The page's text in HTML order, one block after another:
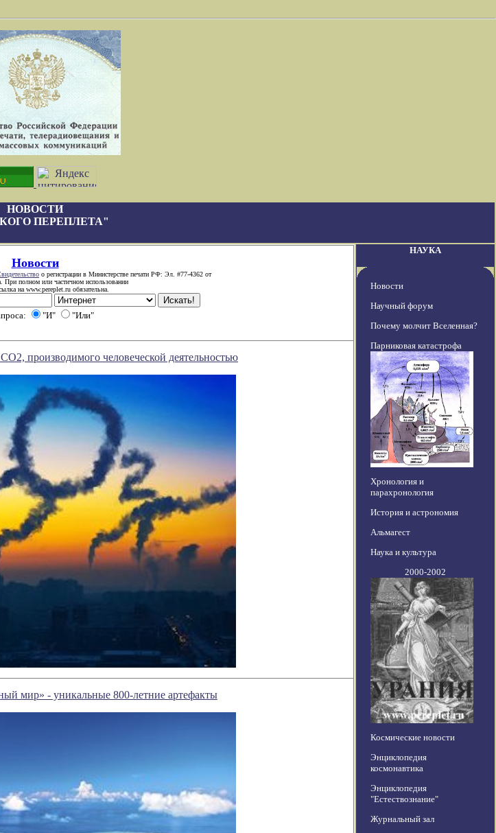
НОВОСТИ
ПЕРЕПЛЕТА"
Новости
о регистрации в Министерстве печати РФ: Эл. #77-4362 от
При полном или частичном использовании
на www.pereplet.ru обязательна.
"И" "Или"
производимого человеческой деятельностью
мир» - уникальные 800-летние артефакты
НАУКА
Новости
Научный форум
Почему молчит Вселенная?
Парниковая катастрофа
Хронология и
парахронология
История и астрономия
Альмагест
Наука и культура
2000-2002
Космические новости
Энциклопедия
космонавтика
Энциклопедия
"Естествознание"
Журнальный зал